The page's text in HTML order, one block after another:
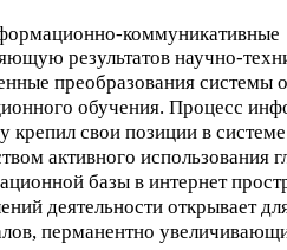
коммуникативные
результатов научно-
преобразования системы
обучения. Процесс
крепил свои позиции в
активного использования
базы в интернет
деятельности открывает
перманентно